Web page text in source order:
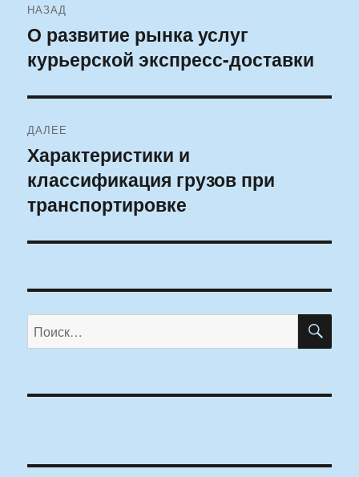
по
записям
НАЗАД
Предыдущая
запись:
О развитие рынка услуг
курьерской экспресс-доставки
ДАЛЕЕ
Следующая
запись:
Характеристики и
классификация грузов при
транспортировке
Искать: